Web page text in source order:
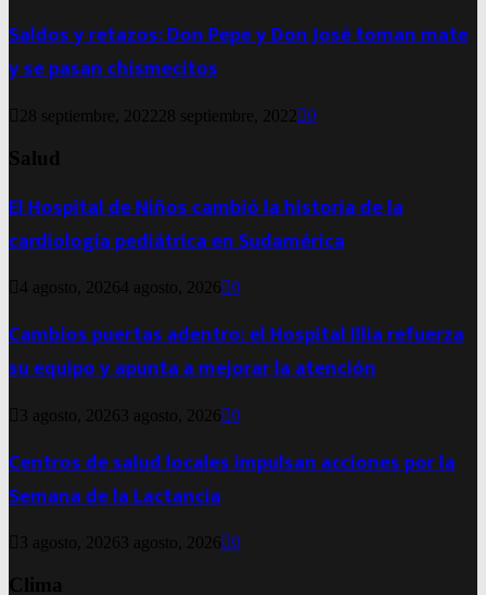
Saldos y retazos: Don Pepe y Don José toman mate
y se pasan chismecitos
28 septiembre, 2022 28 septiembre, 2022 0
Salud
El Hospital de Niños cambió la historia de la
cardiología pediátrica en Sudamérica
4 agosto, 20264 agosto, 2026 0
Cambios puertas adentro: el Hospital Illia refuerza
su equipo y apunta a mejorar la atención
3 agosto, 2026 3 agosto, 2026 0
Centros de salud locales impulsan acciones por la
Semana de la Lactancia
3 agosto, 2026 3 agosto, 2026 0
Clima